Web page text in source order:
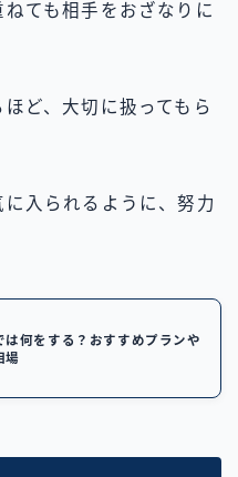
ても相手をおざなりに
ど、大切に扱ってもら
入られるように、努力
は何をする？おすすめプランや
場